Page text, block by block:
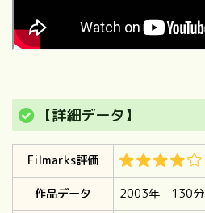
【詳細データ】
Filmarks評価
作品データ
2003年 130分